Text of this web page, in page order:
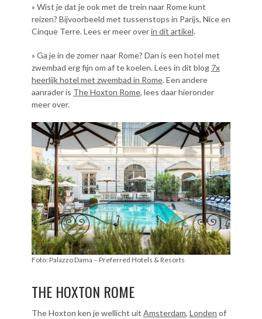
» Wist je dat je ook met de trein naar Rome kunt
reizen? Bijvoorbeeld met tussenstops in Parijs, Nice en
Cinque Terre. Lees er meer overin dit artikel.
» Ga je in de zomer naar Rome? Dan is een hotel met
zwembad erg fijn om af te koelen. Lees in dit blog 7x
heerlijk hotel met zwembad in Rome. Een andere
aanrader is The Hoxton Rome, lees daar hieronder
meer over.
Foto: Palazzo Dama – Preferred Hotels & Resorts
THE HOXTON ROME
The Hoxton ken je wellicht uit Amsterdam, Londen of